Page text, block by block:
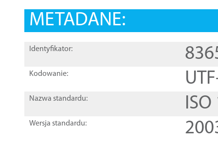
METADANE:
Identyfikator:
Kodowanie:
Nazwa standardu:
Wersja standardu: